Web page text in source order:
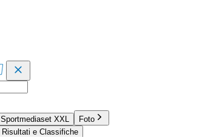
Sportmediaset XXL
Foto
Risultati e Classifiche